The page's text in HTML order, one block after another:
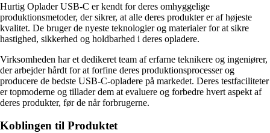
Hurtig Oplader USB-C er kendt for deres omhyggelige
produktionsmetoder, der sikrer, at alle deres produkter er af højeste
kvalitet. De bruger de nyeste teknologier og materialer for at sikre
hastighed, sikkerhed og holdbarhed i deres opladere.
Virksomheden har et dedikeret team af erfarne teknikere og ingeniører,
der arbejder hårdt for at forfine deres produktionsprocesser og
producere de bedste USB-C-opladere på markedet. Deres testfaciliteter
er topmoderne og tillader dem at evaluere og forbedre hvert aspekt af
deres produkter, før de når forbrugerne.
Koblingen til Produktet